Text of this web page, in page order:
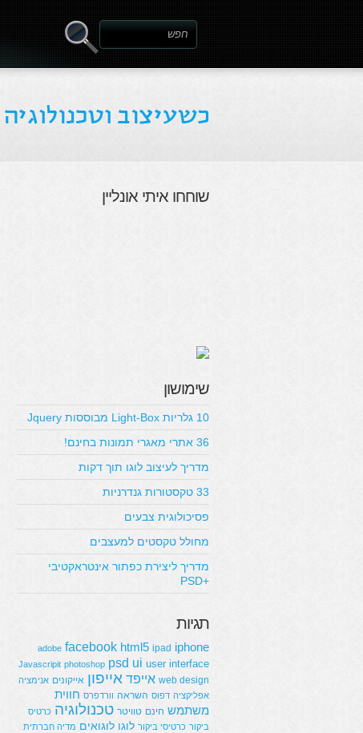
שוחחו איתי אונליין
שימושון
10 גלריות Light-Box מבוססות Jquery
36 אתרי מאגרי תמונות בחינם!
מדריך לעיצוב לוגו תוך דקות
33 טקסטורות גנדרניות
פסיכולוגית צבעים
מחולל טקסטים למעצבים
מדריך ליצירת כפתור אינטראקטיבי
+PSD
תגיות
adobe facebook html5 ipad iphone
Javascripit photoshop psd ui user interface
web design אייפד אייפון אייקונים אנימציה
אפליקציה דפוס השראה וורדפרס חווית
משתמש חינם טוויטר טכנולוגיה כרטיס
ביקור כרטיסי ביקור לוגו לוגואים מדיה חברתית